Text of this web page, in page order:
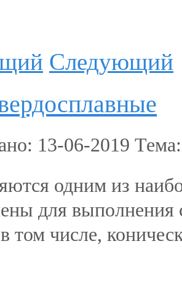
Следующий
13-06-2019
одним из
для
в том числе,